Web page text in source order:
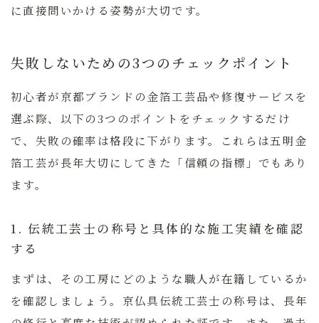
に直接問いかける姿勢が大切です。
失敗しないための3つのチェックポイント
初心者が京都ブランドの金箔工芸品や修復サービスを
選ぶ際、以下の3つのポイントをチェックするだけ
で、失敗の確率は格段に下がります。これらは五明金
箔工芸が長年大切にしてきた「信頼の指標」でもあり
ます。
1. 伝統工芸士の称号と具体的な施工実績を確認
する
まずは、その工房にどのような職人が在籍しているか
を確認しましょう。 京仏具伝統工芸士の称号は、長年